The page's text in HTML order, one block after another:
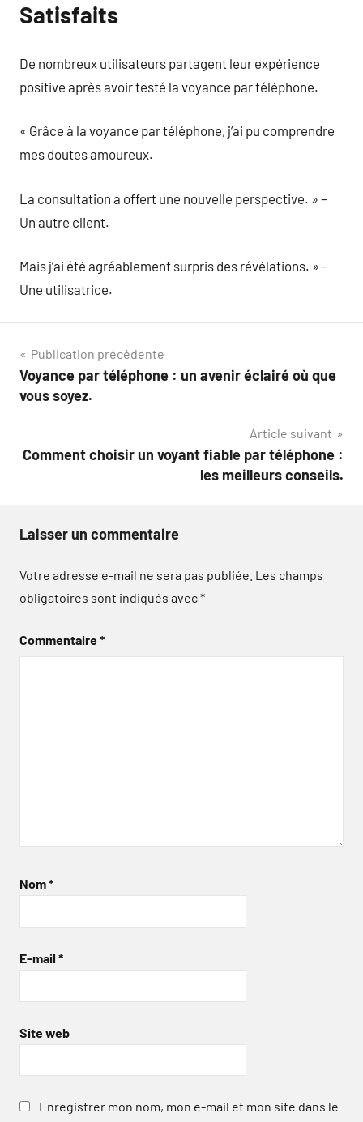
Satisfaits
De nombreux utilisateurs partagent leur expérience
positive après avoir testé la voyance par téléphone.
« Grâce à la voyance par téléphone, j’ai pu comprendre
mes doutes amoureux.
La consultation a offert une nouvelle perspective. » –
Un autre client.
Mais j’ai été agréablement surpris des révélations. » –
Une utilisatrice.
Navigation
de
Publication précédente
Voyance par téléphone : un avenir éclairé où que
vous soyez.
Article suivant
Comment choisir un voyant fiable par téléphone :
les meilleurs conseils.
Laisser un commentaire
Votre adresse e-mail ne sera pas publiée. Les champs
obligatoires sont indiqués avec*
Commentaire*
Nom*
E-mail *
Site web
Enregistrer mon nom, mon e-mail et mon site dans le